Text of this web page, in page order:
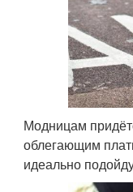
Модницам
облегающим
идеально